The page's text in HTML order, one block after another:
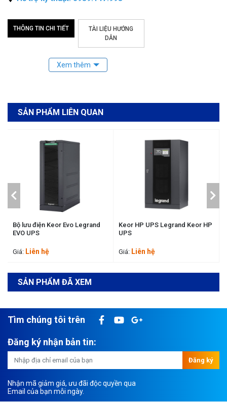
THÔNG TIN CHI TIẾT
TÀI LIỆU HƯỚNG
DẪN
SẢN PHẨM LIÊN QUAN
Bộ lưu điện Keor Evo Legrand
EVO UPS
Giá: Liên hệ
Keor HP UPS Legrand Keor HP
UPS
Giá: Liên hệ
SẢN PHẨM ĐÃ XEM
Tìm chúng tôi trên
Đăng ký nhận bản tin:
Đăng ký
Nhận mã giảm giá, ưu đãi độc quyền qua
Email của bạn mỗi ngày.